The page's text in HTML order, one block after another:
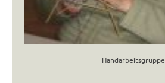
Handarbeitsgruppe